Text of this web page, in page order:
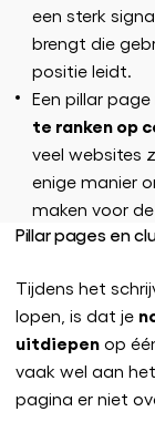
een sterk
brengt die
positie leidt.
Een pillar
te ranken op
veel websites
enige manier
maken voor
Pillar pages en
Tijdens het
lopen, is dat je
uitdiepen op
vaak wel aan
pagina er niet